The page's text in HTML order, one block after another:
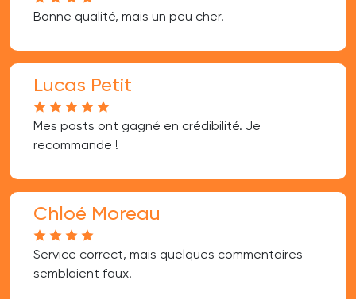
Bonne qualité, mais un peu cher.
Lucas Petit
Mes posts ont gagné en crédibilité. Je
recommande !
Chloé Moreau
Service correct, mais quelques commentaires
semblaient faux.